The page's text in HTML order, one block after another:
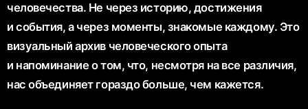
человечества. Не через историю, достижения
и события, а через моменты, знакомые каждому. Это
визуальный архив человеческого опыта
и напоминание о том, что, несмотря на все различия,
нас объединяет гораздо больше, чем кажется.